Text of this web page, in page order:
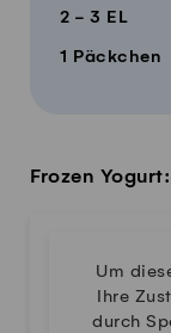
2 - 3 EL
1 Päckchen
Frozen
Um
Ihre
durch